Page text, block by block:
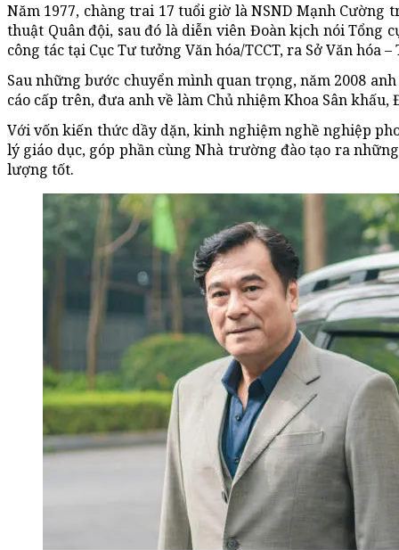
Năm 1977, chàng trai 17 tuổi giờ là NSND Mạnh
thuật Quân đội, sau đó là diễn viên Đoàn kịch nói Tổng
công tác tại Cục Tư tưởng Văn hóa/TCCT, ra Sở Văn hóa
Sau những bước chuyển mình quan trọng, năm 2008
cáo cấp trên, đưa anh về làm Chủ nhiệm Khoa Sân
Với vốn kiến thức dầy dặn, kinh nghiệm nghề nghiệp
lý giáo dục, góp phần cùng Nhà trường đào tạo ra
lượng tốt.